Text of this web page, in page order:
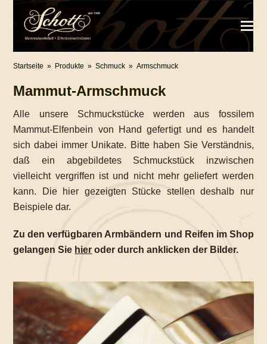
Startseite » Produkte » Schmuck » Armschmuck
Mammut-Armschmuck
Alle unsere Schmuckstücke werden aus fossilem
Mammut-Elfenbein von Hand gefertigt und es handelt
sich dabei immer Unikate. Bitte haben Sie Verständnis,
daß ein abgebildetes Schmuckstück inzwischen
vielleicht vergriffen ist und nicht mehr geliefert werden
kann. Die hier gezeigten Stücke stellen deshalb nur
Beispiele dar.
Zu den verfügbaren Armbändern und Reifen im Shop
gelangen Sie hier oder durch anklicken der Bilder.